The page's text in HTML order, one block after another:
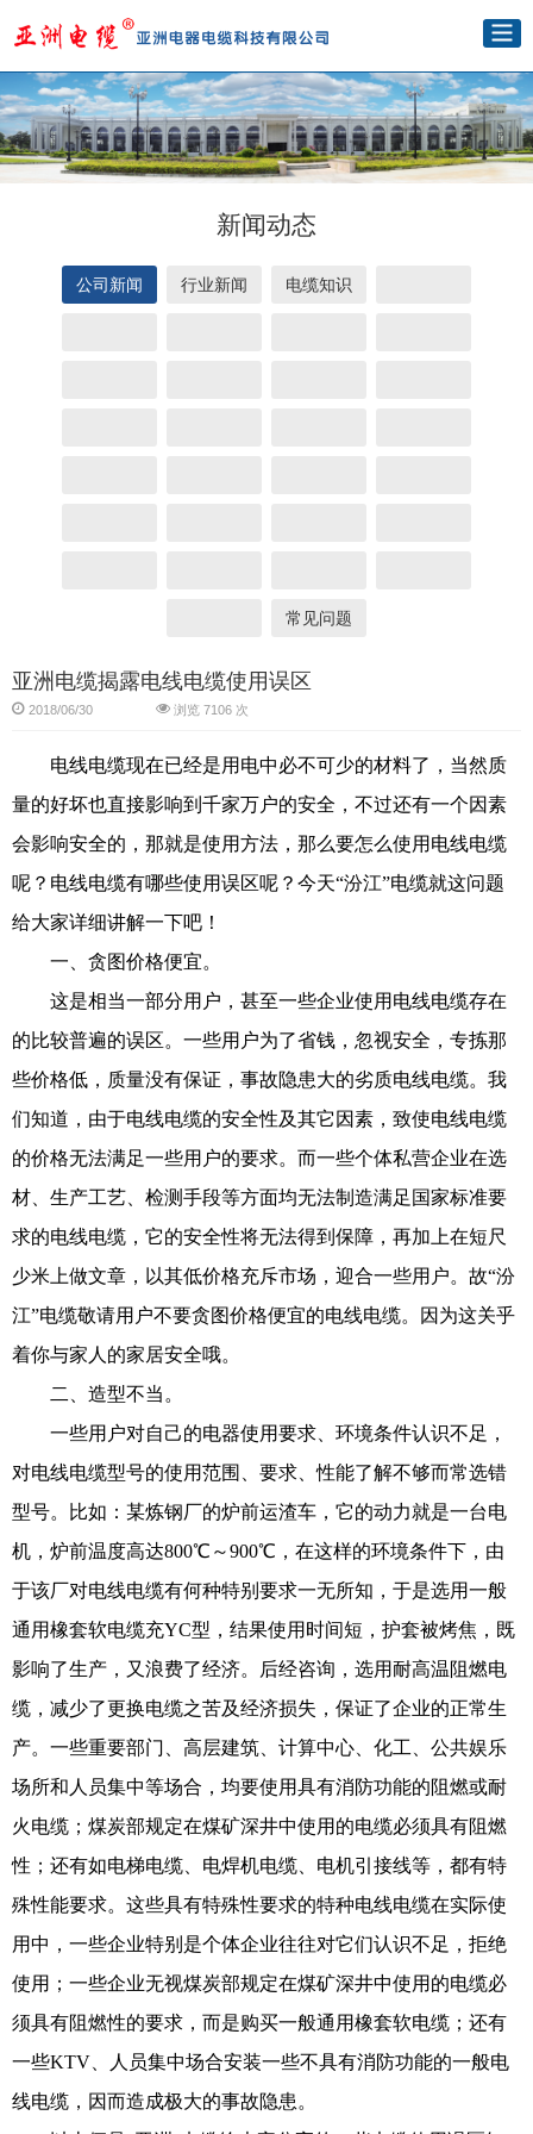
新闻动态
公司新闻 行业新闻 电缆知识
常见问题
亚洲电缆揭露电线电缆使用误区
2018/06/30 浏览 7106 次
电线电缆现在已经是用电中必不可少的材料了，当然质
量的好坏也直接影响到千家万户的安全，不过还有一个因素
会影响安全的，那就是使用方法，那么要怎么使用电线电缆
呢？电线电缆有哪些使用误区呢？今天“汾江”电缆就这问题
给大家详细讲解一下吧！
一、贪图价格便宜。
这是相当一部分用户，甚至一些企业使用电线电缆存在
的比较普遍的误区。一些用户为了省钱，忽视安全，专拣那
些价格低，质量没有保证，事故隐患大的劣质电线电缆。我
们知道，由于电线电缆的安全性及其它因素，致使电线电缆
的价格无法满足一些用户的要求。而一些个体私营企业在选
材、生产工艺、检测手段等方面均无法制造满足国家标准要
求的电线电缆，它的安全性将无法得到保障，再加上在短尺
少米上做文章，以其低价格充斥市场，迎合一些用户。故“汾
江”电缆敬请用户不要贪图价格便宜的电线电缆。因为这关乎
着你与家人的家居安全哦。
二、造型不当。
一些用户对自己的电器使用要求、环境条件认识不足，
对电线电缆型号的使用范围、要求、性能了解不够而常选错
型号。比如：某炼钢厂的炉前运渣车，它的动力就是一台电
机，炉前温度高达800℃～900℃，在这样的环境条件下，由
于该厂对电线电缆有何种特别要求一无所知，于是选用一般
通用橡套软电缆充YC型，结果使用时间短，护套被烤焦，既
影响了生产，又浪费了经济。后经咨询，选用耐高温阻燃电
缆，减少了更换电缆之苦及经济损失，保证了企业的正常生
产。一些重要部门、高层建筑、计算中心、化工、公共娱乐
场所和人员集中等场合，均要使用具有消防功能的阻燃或耐
火电缆；煤炭部规定在煤矿深井中使用的电缆必须具有阻燃
性；还有如电梯电缆、电焊机电缆、电机引接线等，都有特
殊性能要求。这些具有特殊性要求的特种电线电缆在实际使
用中，一些企业特别是个体企业往往对它们认识不足，拒绝
使用；一些企业无视煤炭部规定在煤矿深井中使用的电缆必
须具有阻燃性的要求，而是购买一般通用橡套软电缆；还有
一些KTV、人员集中场合安装一些不具有消防功能的一般电
线电缆，因而造成极大的事故隐患。